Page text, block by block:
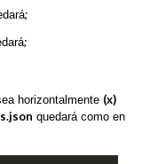
;
;
horizontalmente (x)
quedará como en